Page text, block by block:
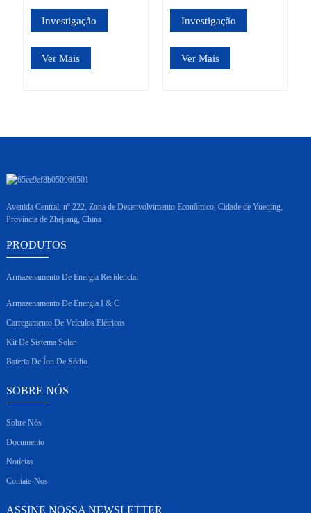
Investigação
Ver Mais
Investigação
Ver Mais
Avenida Central, nº 222, Zona de Desenvolvimento Econômico, Cidade de Yueqing,
Província de Zhejiang, China
PRODUTOS
Armazenamento De Energia Residencial
Armazenamento De Energia I & C
Carregamento De Veículos Elétricos
Kit De Sistema Solar
Bateria De Íon De Sódio
SOBRE NÓS
Sobre Nós
Documento
Notícias
Contate-Nos
ASSINE NOSSA NEWSLETTER